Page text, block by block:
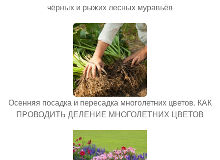
чёрных и рыжих лесных муравьёв
Осенняя посадка и пересадка многолетних цветов. КАК
ПРОВОДИТЬ ДЕЛЕНИЕ МНОГОЛЕТНИХ ЦВЕТОВ